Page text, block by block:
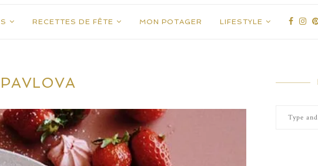
RECETTES DE FÊTE MON POTAGER LIFESTYLE
PAVLOVA